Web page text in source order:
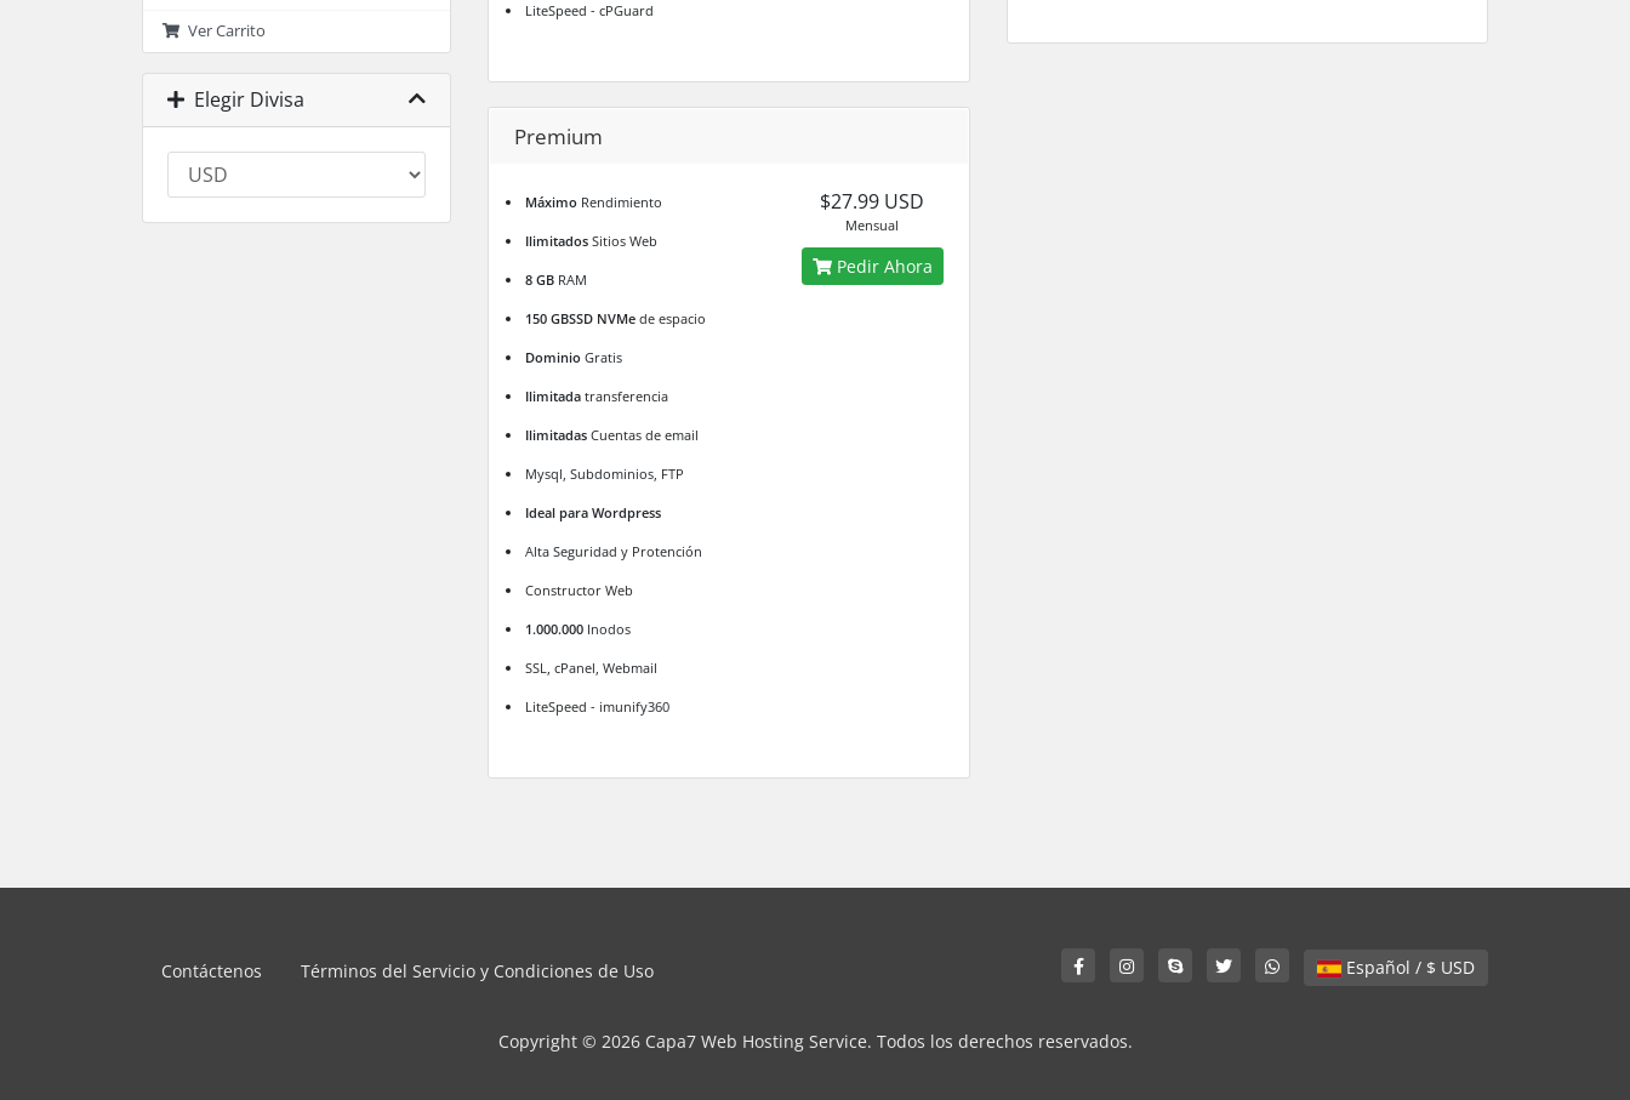
Ver Carrito
Elegir Divisa
LiteSpeed - cPGuard
Premium
Máximo Rendimiento
IlimitadosSitios Web
8 GB RAM
150 GBSSD NVMe de espacio
Dominio Gratis
Ilimitada transferencia
IlimitadasCuentas de email
Mysql, Subdominios, FTP
Ideal para Wordpress
Alta Seguridad y Protención
Constructor Web
1.000.000 Inodos
SSL, cPanel, Webmail
LiteSpeed - imunify360
$27.99 USD
Mensual
Pedir Ahora
Español / $ USD
Contáctenos Términos del Servicio y Condiciones de Uso
Copyright © 2026 Capa7 Web Hosting Service. Todos los derechos reservados.